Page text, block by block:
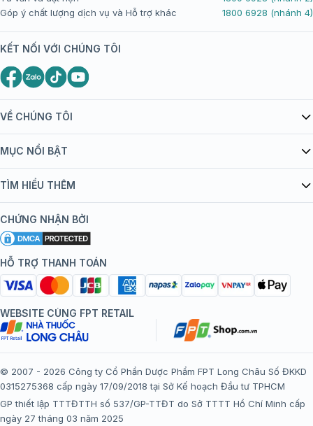
VỀ CHÚNG TÔI
Giới thiệu Tiêm Chủng FPT Long Châu
bán hàng
Chính sách nội dung
Chính sách bảo mật
Chính sách bảo mật dữ liệu cá nhân
Chính sách thanh toán
Chính sách đổi trả gói, mũi tiêm tại trung tâm tiêm chủng
FPT Long Châu
Thể lệ chương trình “Tích điểm nhận đặc quyền”
MỤC NỔI BẬT
Danh mục vắc xin
Đội ngũ bác sĩ, chuyên gia
Hệ thống trung tâm tiêm chủng
TÌM HIỂU THÊM
Khuyến mãi
Tôi nên tiêm gì?
Tiêm chủng đi nước ngoài
CHỨNG NHẬN BỞI
HỖ TRỢ THANH TOÁN
Góp ý chất lượng dịch vụ và Hỗ trợ khác
1800 6928 (nhánh 4)
KẾT NỐI VỚI CHÚNG TÔI
WEBSITE CÙNG FPT RETAIL
© 2007 - 2026 Công ty Cổ Phần Dược Phẩm FPT Long Châu Số ĐKKD
0315275368 cấp ngày 17/09/2018 tại Sở Kế hoạch Đầu tư TPHCM
GP thiết lập TTTĐTTH số 537/GP-TTĐT do Sở TTTT Hồ Chí Minh cấp
ngày 27 tháng 03 năm 2025